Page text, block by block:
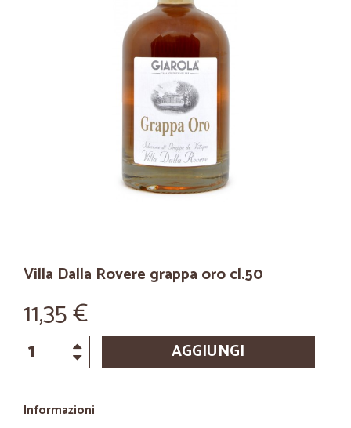
Villa Dalla Rovere grappa oro cl.50
11,35 €
AGGIUNGI
Informazioni